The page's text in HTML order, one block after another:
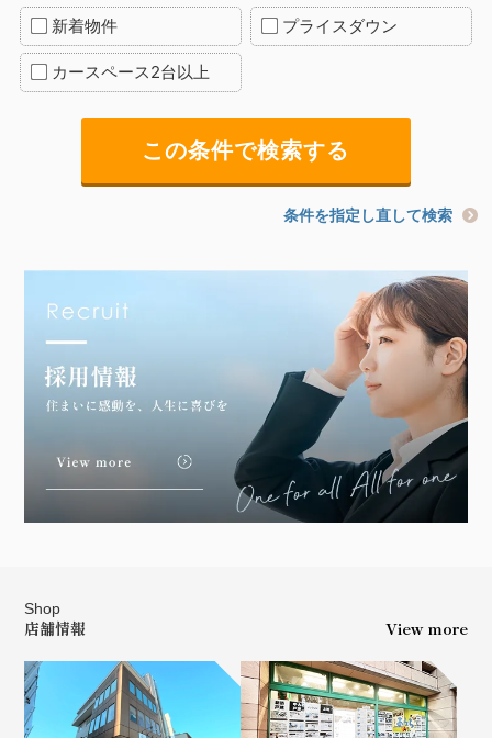
新着物件 プライスダウン
カースペース2台以上
条件を指定し直して検索
Shop
店舗情報 View more